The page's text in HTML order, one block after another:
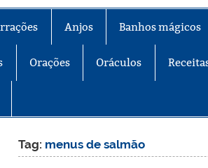
Anjos Banhos mágicos
Orações Oráculos
Tag: menus de salmão